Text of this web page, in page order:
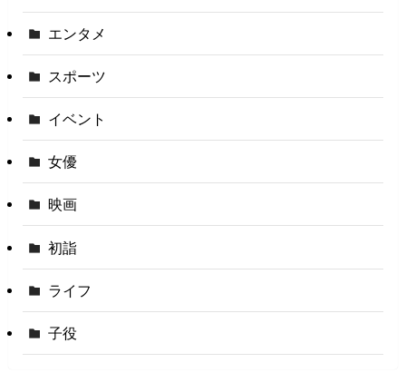
エンタメ
スポーツ
イベント
女優
映画
初詣
ライフ
子役